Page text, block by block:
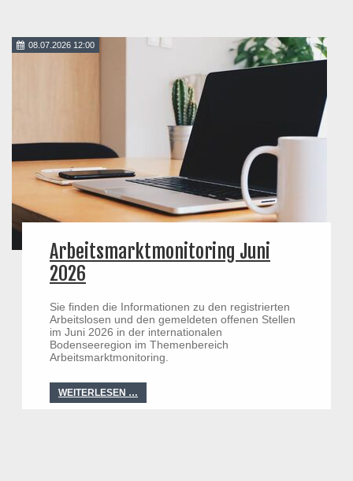
08.07.2026 12:00
Arbeitsmarktmonitoring Juni
2026
Sie finden die Informationen zu den registrierten
Arbeitslosen und den gemeldeten offenen Stellen
im Juni 2026 in der internationalen
Bodenseeregion im Themenbereich
Arbeitsmarktmonitoring.
WEITERLESEN …